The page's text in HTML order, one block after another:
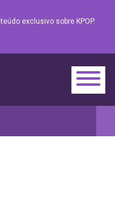
exclusivo sobre KPOP.